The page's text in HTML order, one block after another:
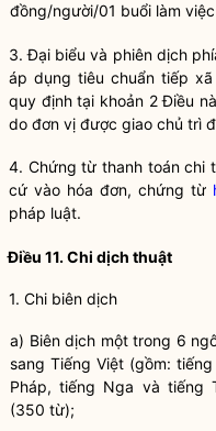
đồng/người/01 buổi làm
3. Đại biểu và phiên dịch
áp dụng tiêu chuẩn tiếp
quy định tại khoản 2 Điều
do đơn vị được giao chủ trì
4. Chứng từ thanh toán chi
cứ vào hóa đơn, chứng từ
pháp luật.
Điều 11. Chi dịch thuật
1. Chi biên dịch
a) Biên dịch một trong 6
sang Tiếng Việt (gồm:
Pháp, tiếng Nga và tiếng
(350 từ);